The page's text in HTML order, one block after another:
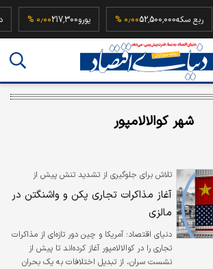
ربع سکه52,500,000 ۰٫۰۰ % یورو217,300 ۰٫۰۰ %
شهر کوالالامپور
تلاش برای جلوگیری از تشدید تنش پیش از
نشست سران؛
آغاز مذاکرات تجاری پکن و واشنگتن در
مالزی
دنیای اقتصاد؛ آمریکا و چین دور تازه‌ای از مذاکرات
تجاری را در کوالالامپور آغاز کرده‌اند تا پیش از
نشست سران، از تبدیل اختلافات به یک بحران